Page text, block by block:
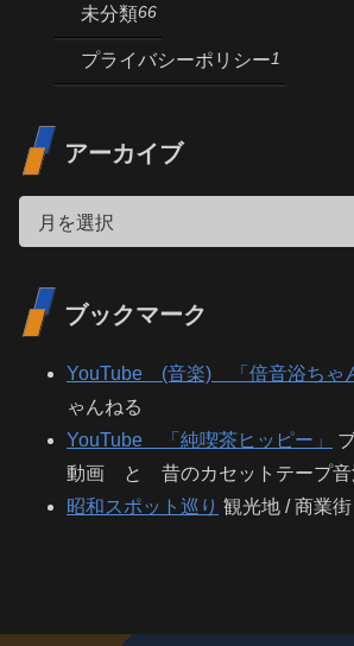
未分類66
プライバシーポリシー1
アーカイブ
ブックマーク
YouTube (音楽) 「倍音浴ちゃ
ゃんねる
YouTube 「純喫茶ヒッピー」
動画 と 昔のカセットテープ音
昭和スポット巡り 観光地 / 商業